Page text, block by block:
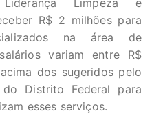
Limpeza e
R$ 2 milhões para
na área de
variam entre R$
dos sugeridos pelo
Distrito Federal para
esses serviços.